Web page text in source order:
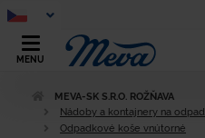
MENU
MEVA-SK S.R.O. ROŽŇAVA
Nádoby a kontajnery na odpad
Odpadkové koše vnútorné